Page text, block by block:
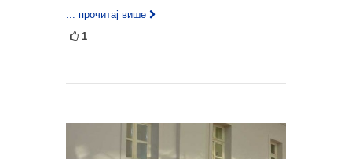
... прочитај више
1